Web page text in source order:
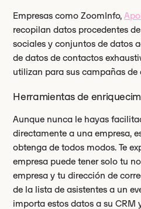
Empresas como ZoomInfo,
recopilan datos procedentes
sociales y conjuntos de datos
de datos de contactos
utilizan para sus campañas de
Herramientas de
Aunque nunca le hayas
directamente a una empresa,
obtenga de todos modos. Te
empresa puede tener solo tu
empresa y tu dirección de
de la lista de asistentes a un
importa estos datos a su